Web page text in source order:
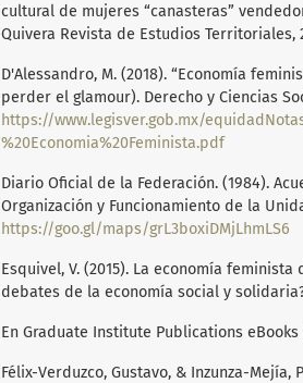
cultural de mujeres “canasteras”
Quivera Revista de Estudios Territoriales,
D'Alessandro, M. (2018). “Economía
perder el glamour). Derecho y Ciencias
https://www.legisver.gob.mx/
%20Economia%20Feminista.pdf
Diario Oficial de la Federación. (1984).
Organización y Funcionamiento de la
https://goo.gl/maps/grL3boxiDMjLhmLS6
Esquivel, V. (2015). La economía
debates de la economía social y
En Graduate Institute Publications eBooks
Félix-Verduzco, Gustavo, & Inzunza-